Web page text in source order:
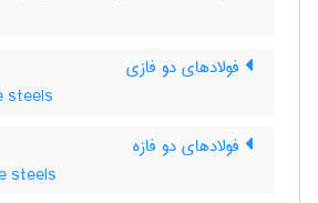
فولادهای دو فازی
steels
فولادهای دو فازه
steels